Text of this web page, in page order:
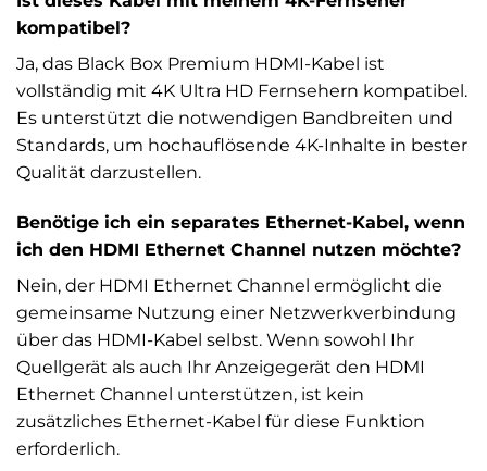
kompatibel?
Ja, das Black Box Premium HDMI-Kabel ist
vollständig mit 4K Ultra HD Fernsehern kompatibel.
Es unterstützt die notwendigen Bandbreiten und
Standards, um hochauflösende 4K-Inhalte in bester
Qualität darzustellen.
Benötige ich ein separates Ethernet-Kabel, wenn
ich den HDMI Ethernet Channel nutzen möchte?
Nein, der HDMI Ethernet Channel ermöglicht die
gemeinsame Nutzung einer Netzwerkverbindung
über das HDMI-Kabel selbst. Wenn sowohl Ihr
Quellgerät als auch Ihr Anzeigegerät den HDMI
Ethernet Channel unterstützen, ist kein
zusätzliches Ethernet-Kabel für diese Funktion
erforderlich.